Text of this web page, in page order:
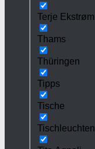
Terje Ekstrøm
Thams
Thüringen
Tipps
Tische
Tischleuchten